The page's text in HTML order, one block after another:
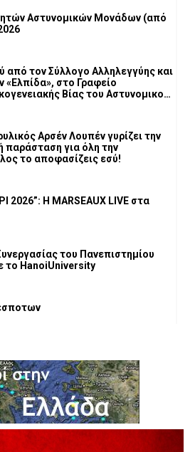
Αστυνομικών Μονάδων (από
από τον Σύλλογο Αλληλεγγύης και
«Ελπίδα», στο Γραφείο
Βίας του Αστυνομικού
Αρσέν Λουπέν γυρίζει την
παράσταση για όλη την
το τέλος το αποφασίζεις εσύ!
2026”: Η MARSEAUX LIVE στα
του Πανεπιστημίου
το HanoiUniversity
της οδού Περιβόλι –
(και) δύναμη